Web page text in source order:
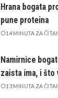
Hrana bogata
pune proteina
14 MINUTA ZA
Namirnice
zaista ima, i što
13 MINUTA ZA